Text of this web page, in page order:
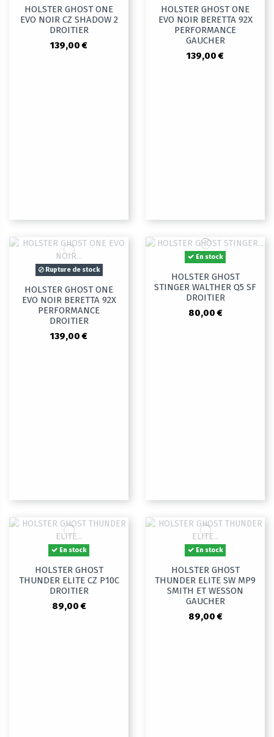
HOLSTER GHOST ONE
EVO NOIR CZ SHADOW 2
DROITIER
139,00 €
HOLSTER GHOST ONE
EVO NOIR BERETTA 92X
PERFORMANCE
GAUCHER
139,00 €
Rupture de stock
HOLSTER GHOST ONE
EVO NOIR BERETTA 92X
PERFORMANCE
DROITIER
139,00 €
En stock
HOLSTER GHOST
STINGER WALTHER Q5 SF
DROITIER
80,00 €
En stock
HOLSTER GHOST
THUNDER ELITE CZ P10C
DROITIER
89,00 €
En stock
HOLSTER GHOST
THUNDER ELITE SW MP9
SMITH ET WESSON
GAUCHER
89,00 €